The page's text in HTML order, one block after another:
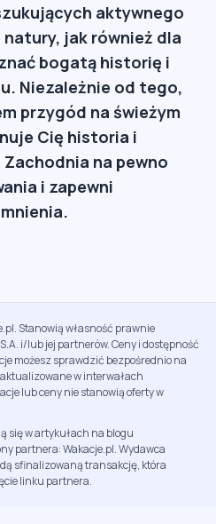
aktywnego
jak również dla
bogatą historię i
Niezależnie od tego,
przygód na świeżym
Cię historia i
na pewno
i zapewni
Stanowią własność prawnie
i/lub jej partnerów. Ceny i dostępność
możesz sprawdzić bezpośrednio na
w interwałach
lub ceny nie stanowią oferty w
się w artykułach na blogu
partnera: Wakacje.pl. Wydawca
sfinalizowaną transakcję, która
linku partnera.